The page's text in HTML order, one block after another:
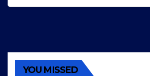
YOU MISSED